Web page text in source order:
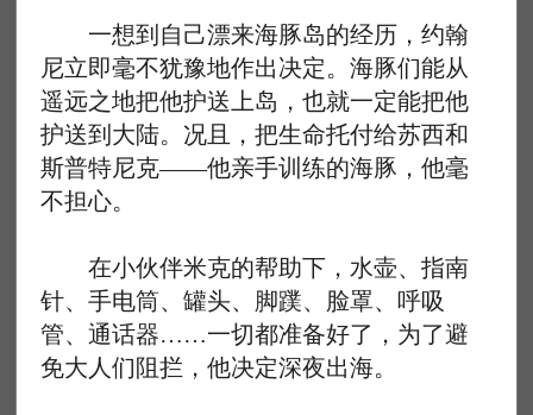
一想到自己漂来海豚岛的经历，约翰
尼立即毫不犹豫地作出决定。海豚们能从
遥远之地把他护送上岛，也就一定能把他
护送到大陆。况且，把生命托付给苏西和
斯普特尼克——他亲手训练的海豚，他毫
不担心。
在小伙伴米克的帮助下，水壶、指南
针、手电筒、罐头、脚蹼、脸罩、呼吸
管、通话器……一切都准备好了，为了避
免大人们阻拦，他决定深夜出海。